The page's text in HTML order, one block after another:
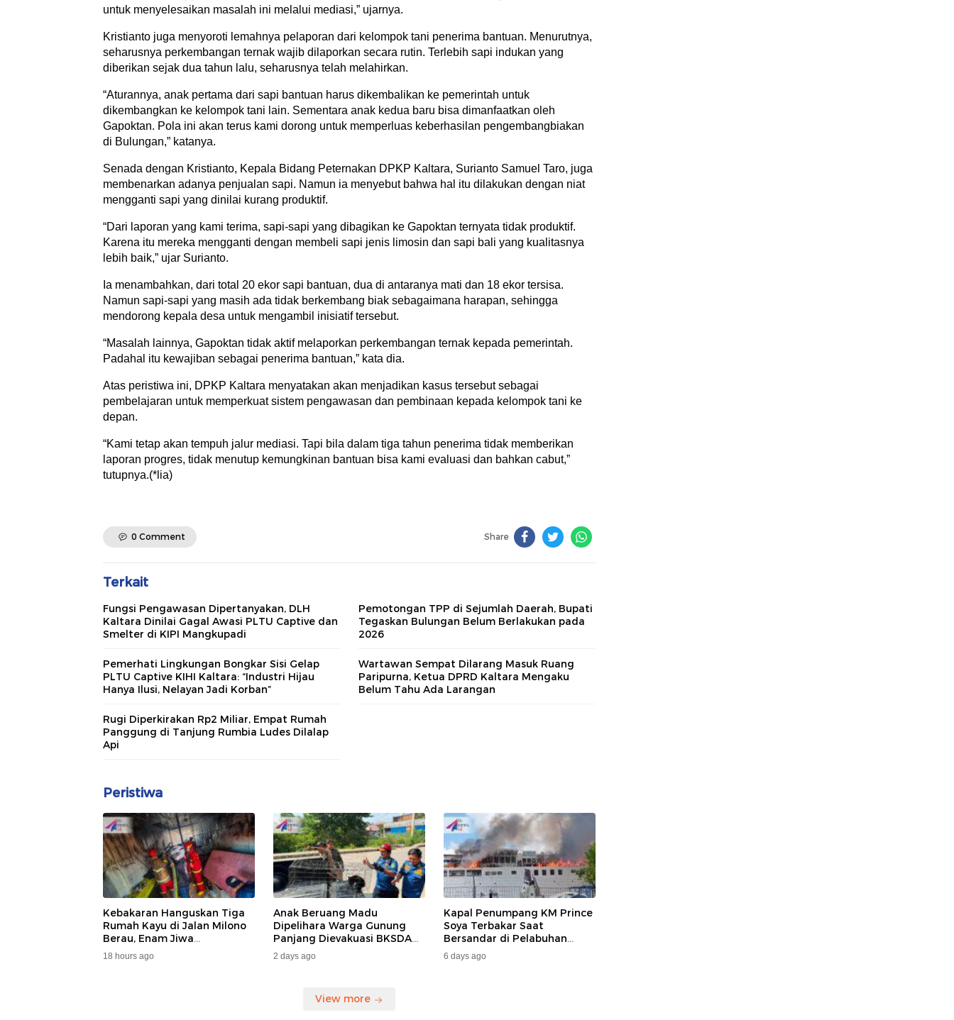
untuk menyelesaikan masalah ini melalui mediasi,” ujarnya.
Kristianto juga menyoroti lemahnya pelaporan dari kelompok tani penerima bantuan. Menurutnya,
seharusnya perkembangan ternak wajib dilaporkan secara rutin. Terlebih sapi indukan yang
diberikan sejak dua tahun lalu, seharusnya telah melahirkan.
“Aturannya, anak pertama dari sapi bantuan harus dikembalikan ke pemerintah untuk
dikembangkan ke kelompok tani lain. Sementara anak kedua baru bisa dimanfaatkan oleh
Gapoktan. Pola ini akan terus kami dorong untuk memperluas keberhasilan pengembangbiakan
di Bulungan,” katanya.
Senada dengan Kristianto, Kepala Bidang Peternakan DPKP Kaltara, Surianto Samuel Taro, juga
membenarkan adanya penjualan sapi. Namun ia menyebut bahwa hal itu dilakukan dengan niat
mengganti sapi yang dinilai kurang produktif.
“Dari laporan yang kami terima, sapi-sapi yang dibagikan ke Gapoktan ternyata tidak produktif.
Karena itu mereka mengganti dengan membeli sapi jenis limosin dan sapi bali yang kualitasnya
lebih baik,” ujar Surianto.
Ia menambahkan, dari total 20 ekor sapi bantuan, dua di antaranya mati dan 18 ekor tersisa.
Namun sapi-sapi yang masih ada tidak berkembang biak sebagaimana harapan, sehingga
mendorong kepala desa untuk mengambil inisiatif tersebut.
“Masalah lainnya, Gapoktan tidak aktif melaporkan perkembangan ternak kepada pemerintah.
Padahal itu kewajiban sebagai penerima bantuan,” kata dia.
Atas peristiwa ini, DPKP Kaltara menyatakan akan menjadikan kasus tersebut sebagai
pembelajaran untuk memperkuat sistem pengawasan dan pembinaan kepada kelompok tani ke
depan.
“Kami tetap akan tempuh jalur mediasi. Tapi bila dalam tiga tahun penerima tidak memberikan
laporan progres, tidak menutup kemungkinan bantuan bisa kami evaluasi dan bahkan cabut,”
tutupnya.(*lia)
0 Comment Share
Terkait
Fungsi Pengawasan Dipertanyakan, DLH
Kaltara Dinilai Gagal Awasi PLTU Captive dan
Smelter di KIPI Mangkupadi
Pemotongan TPP di Sejumlah Daerah, Bupati
Tegaskan Bulungan Belum Berlakukan pada
2026
Pemerhati Lingkungan Bongkar Sisi Gelap
PLTU Captive KIHI Kaltara: “Industri Hijau
Hanya Ilusi, Nelayan Jadi Korban”
Wartawan Sempat Dilarang Masuk Ruang
Paripurna, Ketua DPRD Kaltara Mengaku
Belum Tahu Ada Larangan
Rugi Diperkirakan Rp2 Miliar, Empat Rumah
Panggung di Tanjung Rumbia Ludes Dilalap
Api
Peristiwa
Kebakaran Hanguskan Tiga
Rumah Kayu di Jalan Milono
Berau, Enam Jiwa
Terdampak
18 hours ago
Anak Beruang Madu
Dipelihara Warga Gunung
Panjang Dievakuasi BKSDA
Dan DAMKAR
2 days ago
Kapal Penumpang KM Prince
Soya Terbakar Saat
Bersandar di Pelabuhan
Samarinda, Keberangkatan
Penumpang Dialihkan
6 days ago
View more